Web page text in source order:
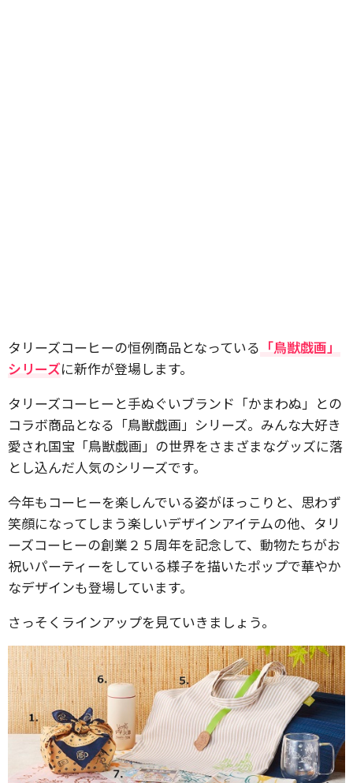
​タリーズコーヒーの恒例商品となっている 「鳥獣戯画」
シリーズに新作が登場します。
タリーズコーヒーと手ぬぐいブランド「かまわぬ」との
コラボ商品となる「鳥獣戯画」シリーズ。みんな大好き
愛され国宝「鳥獣戯画」の世界をさまざまなグッズに落
とし込んだ人気のシリーズです。
今年もコーヒーを楽しんでいる姿がほっこりと、思わず
笑顔になってしまう楽しいデザインアイテムの他、タリ
ーズコーヒーの創業２５周年を記念して、動物たちがお
祝いパーティーをしている様子を描いたポップで華やか
なデザインも登場しています。
さっそくラインアップを見ていきましょう。